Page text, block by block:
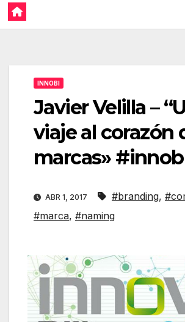
INNOBI
Javier Velilla –
viaje al corazón
marcas»
ABR 1, 2017 #branding,
#marca, #naming